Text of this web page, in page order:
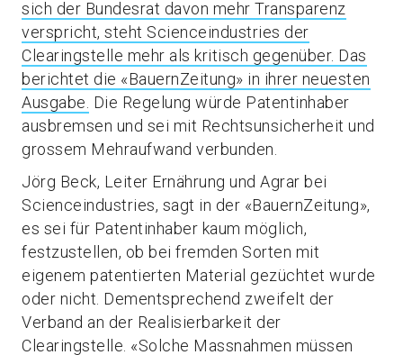
sich der Bundesrat davon mehr Transparenz
verspricht, steht Scienceindustries der
Clearingstelle mehr als kritisch gegenüber. Das
berichtet die «BauernZeitung» in ihrer neuesten
Ausgabe. Die Regelung würde Patentinhaber
ausbremsen und sei mit Rechtsunsicherheit und
grossem Mehraufwand verbunden.
Jörg Beck, Leiter Ernährung und Agrar bei
Scienceindustries, sagt in der «BauernZeitung»,
es sei für Patentinhaber kaum möglich,
festzustellen, ob bei fremden Sorten mit
eigenem patentierten Material gezüchtet wurde
oder nicht. Dementsprechend zweifelt der
Verband an der Realisierbarkeit der
Clearingstelle. «Solche Massnahmen müssen